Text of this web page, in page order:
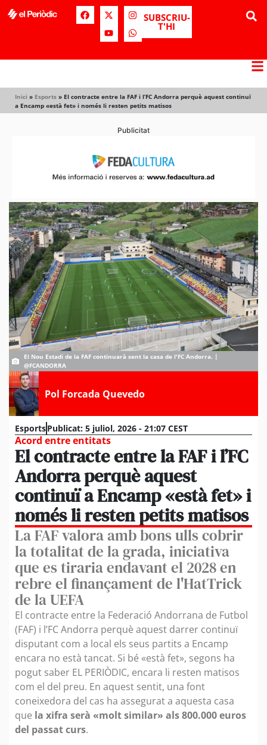
SUBSCRIU-
T'HI
Inici » Esports » El contracte entre la FAF i l’FC Andorra perquè aquest continuï
a Encamp «està fet» i només li resten petits matisos
Publicitat
El Nou Estadi de la FAF continuarà sent la casa de l'FC Andorra. |
@FCANDORRA
Pol Forcada Quevedo
EsportsPublicat: 5 juliol, 2026 - 21:07 CEST
Acord entre entitats
El contracte entre la FAF i l’FC
Andorra perquè aquest
continuï a Encamp «està fet» i
només li resten petits matisos
La FAF valora amb bons ulls cobrir
la totalitat de la grada, iniciativa
que es tiraria endavant el 2028 en
rebre el finançament de l'HatTrick
de la UEFA
El contracte entre la Federació Andorrana de Futbol
(FAF) i l’FC Andorra perquè aquest darrer continuï
disputant com a local els seus partits a Encamp
encara no està tancat. Si bé «està fet», segons ha
pogut saber EL PERIÒDIC, encara li resten matisos
com el del preu. En aquest sentit, una font
coneixedora del cas ha assegurat a aquesta casa
que la xifra serà «molt similar» als 800.000 euros
del passat curs.